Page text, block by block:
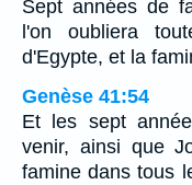
Sept années de
l'on oubliera
d'Egypte, et la
Genèse 41:54
Et les sept
venir, ainsi que
famine dans tous